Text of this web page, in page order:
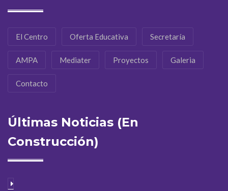
El Centro Oferta Educativa Secretaría
AMPA Mediater Proyectos Galeria
Contacto
Últimas Noticias (En
Construcción)